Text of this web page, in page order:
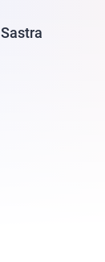
Sastra